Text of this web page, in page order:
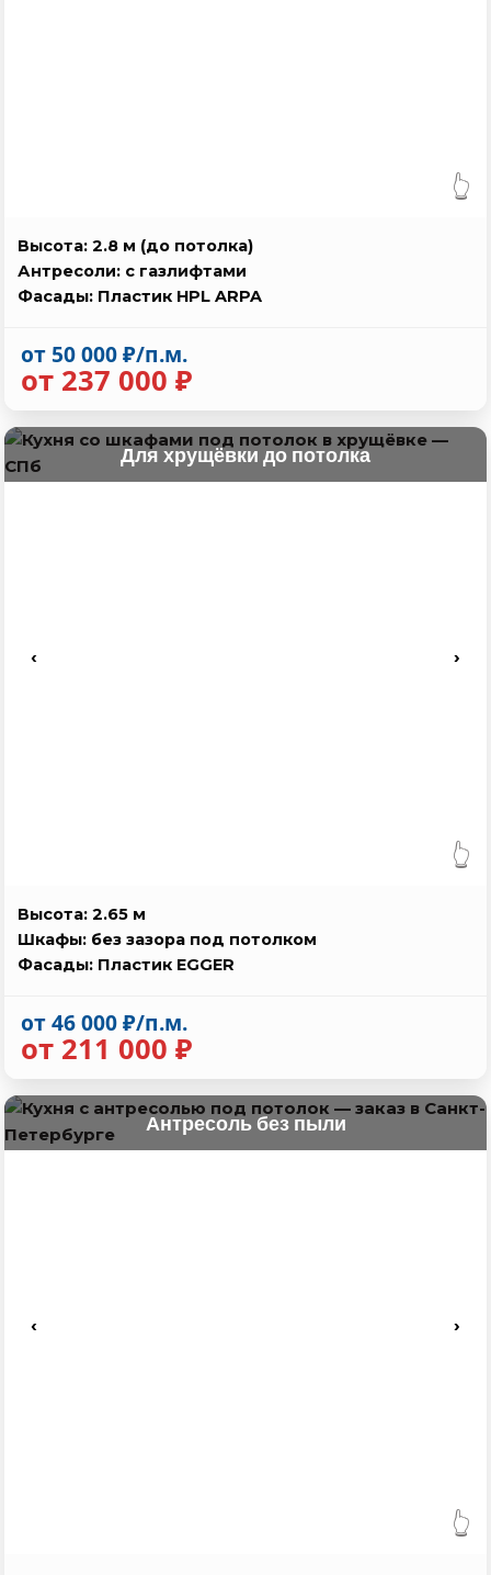
👆
Высота: 2.8 м (до потолка)
Антресоли: с газлифтами
Фасады: Пластик HPL ARPA
от 50 000 ₽/п.м.
от 237 000 ₽
Для хрущёвки до потолка
‹ ›
👆
Высота: 2.65 м
Шкафы: без зазора под потолком
Фасады: Пластик EGGER
от 46 000 ₽/п.м.
от 211 000 ₽
Антресоль без пыли
‹ ›
👆